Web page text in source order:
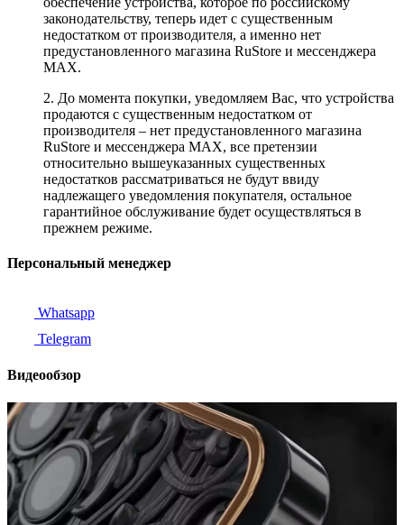
законодательству, теперь идет с существенным
недостатком от производителя, а именно нет
предустановленного магазина RuStore и мессенджера
MAX.
2. До момента покупки, уведомляем Вас, что устройства
продаются с существенным недостатком от
производителя – нет предустановленного магазина
RuStore и мессенджера MAX, все претензии
относительно вышеуказанных существенных
недостатков рассматриваться не будут ввиду
надлежащего уведомления покупателя, остальное
гарантийное обслуживание будет осуществляться в
прежнем режиме.
Персональный менеджер
Whatsapp
Telegram
Видеообзор